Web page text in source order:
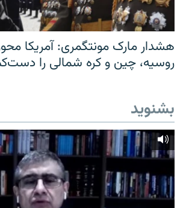
هشدار مارک مونتگمری: آمریکا
روسیه، چین و کره شمالی را
بشنوید